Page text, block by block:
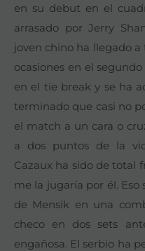
en su debut en el
arrasado por Jerry
joven chino ha llegado
ocasiones en el
en el tie break y se ha
terminado que casi no
el match a un cara o
a dos puntos de la
Cazaux ha sido de total
me la jugaría por él.
de Mensik en una
checo en dos sets
engañosa. El serbio ha